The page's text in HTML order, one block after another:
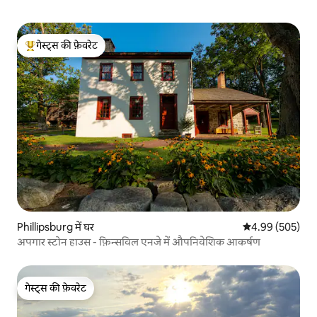
गेस्ट्स का टॉप फ़ेवरेट
गेस्ट्स की फ़ेवरेट
Phillipsburg में घर औसत रेटिंग 5 में से
4.99 (505)
अपगार स्टोन हाउस - फ़िन्सविल एनजे में औपनिवेशिक आकर्षण
गेस्ट्स की फ़ेवरेट
गेस्ट्स की फ़ेवरेट